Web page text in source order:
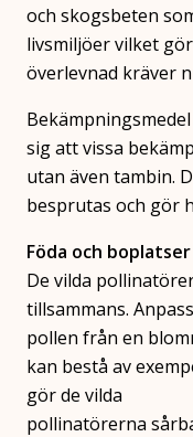
och skogsbeten
livsmiljöer vilket
överlevnad kräver
sig att vissa
utan även tambin.
besprutas och gör
Föda och boplatser
De vilda
tillsammans.
pollen från en
kan bestå av
gör de vilda
pollinatörerna